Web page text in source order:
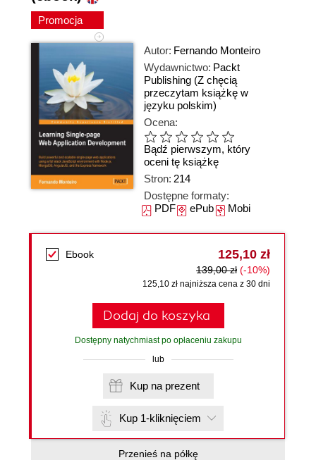
Promocja
Autor: Fernando Monteiro
Wydawnictwo: Packt
Publishing (Z chęcią
przeczytam książkę w
języku polskim)
Ocena:
Bądź pierwszym, który
oceni tę książkę
Stron: 214
Dostępne formaty:
PDFePubMobi
Ebook 125,10 zł
139,00 zł (-10%)
125,10 zł najniższa cena z 30 dni
Dodaj do koszyka
Dostępny natychmiast po opłaceniu zakupu
lub
Kup na prezent
Kup 1-kliknięciem
Przenieś na półkę